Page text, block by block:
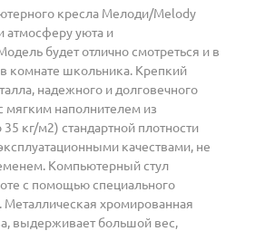
кресла Мелоди/Melody
атмосферу уюта и
будет отлично смотреться и в
комнате школьника. Крепкий
надежного и долговечного
мягким наполнителем из
кг/м2) стандартной плотности
качествами, не
Компьютерный стул
с помощью специального
Металлическая хромированная
выдерживает большой вес,